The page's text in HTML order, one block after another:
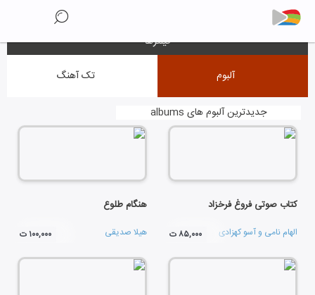
فیلترها
تک آهنگ آلبوم
جدیدترین آلبوم های albums
کتاب صوتی فروغ فرخزاد
الهام نامی و آسو کهزادی ۸۵,۰۰۰ ت
هنگام طلوع
هیلا صدیقی ۱۰۰,۰۰۰ ت